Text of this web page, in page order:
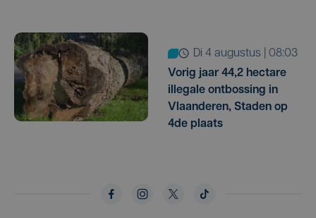
di 4 augustus | 08:03
Vorig jaar 44,2 hectare
illegale ontbossing in
Vlaanderen, Staden op
4de plaats